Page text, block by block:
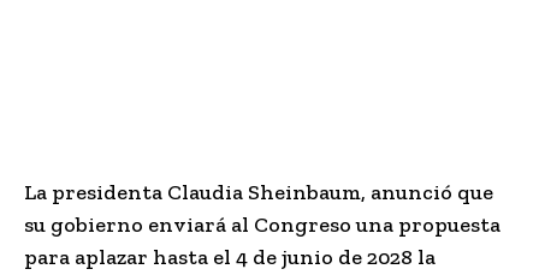
La presidenta Claudia Sheinbaum, anunció que
su gobierno enviará al Congreso una propuesta
para aplazar hasta el 4 de junio de 2028 la